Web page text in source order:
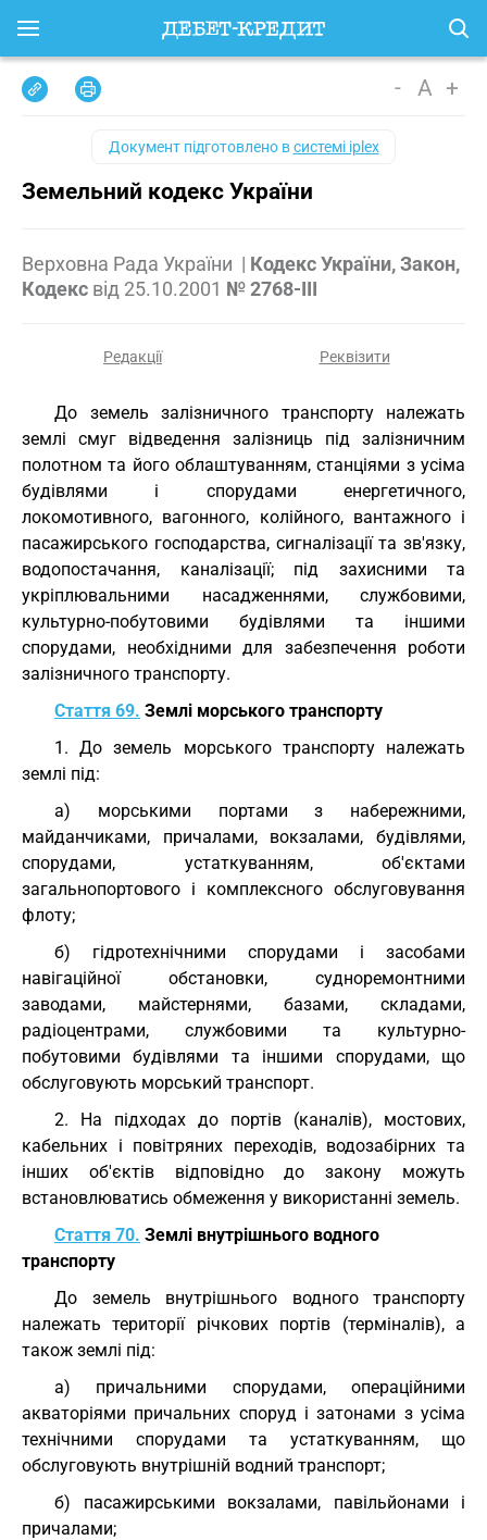
- A +
Документ підготовлено всистемі iplex
Земельний кодекс України
Верховна Рада України | Кодекс України, Закон,
Кодекс від 25.10.2001 № 2768-III
Редакції Реквізити
До земель залізничного транспорту належать
землі смуг відведення залізниць під залізничним
полотном та його облаштуванням, станціями з усіма
будівлями і спорудами енергетичного,
локомотивного, вагонного, колійного, вантажного і
пасажирського господарства, сигналізації та зв'язку,
водопостачання, каналізації; під захисними та
укріплювальними насадженнями, службовими,
культурно-побутовими будівлями та іншими
спорудами, необхідними для забезпечення роботи
залізничного транспорту.
Стаття 69. Землі морського транспорту
1. До земель морського транспорту належать
землі під:
а) морськими портами з набережними,
майданчиками, причалами, вокзалами, будівлями,
спорудами, устаткуванням, об'єктами
загальнопортового і комплексного обслуговування
флоту;
б) гідротехнічними спорудами і засобами
навігаційної обстановки, судноремонтними
заводами, майстернями, базами, складами,
радіоцентрами, службовими та культурно-
побутовими будівлями та іншими спорудами, що
обслуговують морський транспорт.
2. На підходах до портів (каналів), мостових,
кабельних і повітряних переходів, водозабірних та
інших об'єктів відповідно до закону можуть
встановлюватись обмеження у використанні земель.
Стаття 70. Землі внутрішнього водного
транспорту
До земель внутрішнього водного транспорту
належать території річкових портів (терміналів), а
також землі під:
а) причальними спорудами, операційними
акваторіями причальних споруд і затонами з усіма
технічними спорудами та устаткуванням, що
обслуговують внутрішній водний транспорт;
б) пасажирськими вокзалами, павільйонами і
причалами;